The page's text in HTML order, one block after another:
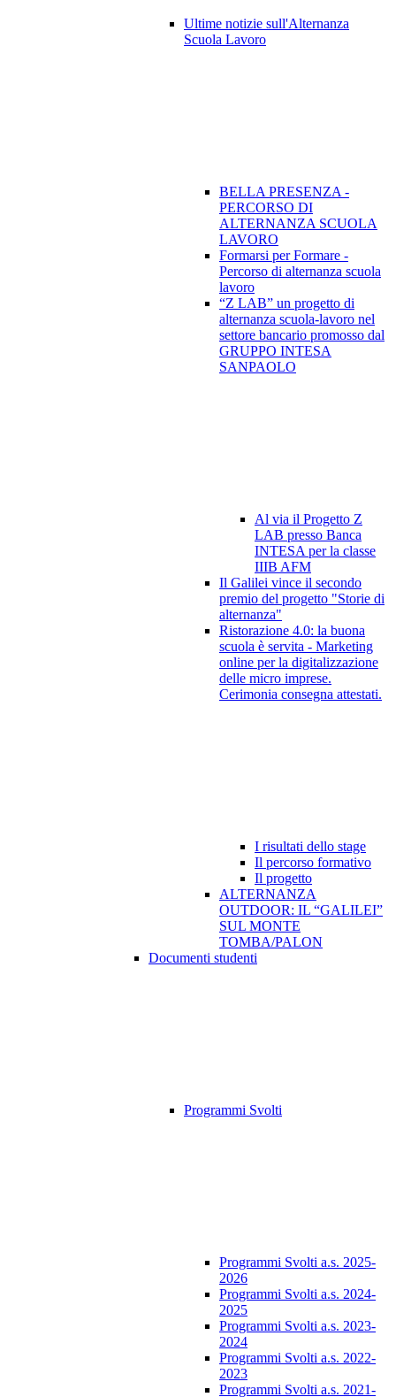
Ultime notizie sull'Alternanza
Scuola Lavoro
BELLA PRESENZA -
PERCORSO DI
ALTERNANZA SCUOLA
LAVORO
Formarsi per Formare -
Percorso di alternanza scuola
lavoro
“Z LAB” un progetto di
alternanza scuola-lavoro nel
settore bancario promosso dal
GRUPPO INTESA
SANPAOLO
Al via il Progetto Z
LAB presso Banca
INTESA per la classe
IIIB AFM
Il Galilei vince il secondo
premio del progetto "Storie di
alternanza"
Ristorazione 4.0: la buona
scuola è servita - Marketing
online per la digitalizzazione
delle micro imprese.
Cerimonia consegna attestati.
I risultati dello stage
Il percorso formativo
Il progetto
ALTERNANZA
OUTDOOR: IL “GALILEI”
SUL MONTE
TOMBA/PALON
Documenti studenti
Programmi Svolti
Programmi Svolti a.s. 2025-
2026
Programmi Svolti a.s. 2024-
2025
Programmi Svolti a.s. 2023-
2024
Programmi Svolti a.s. 2022-
2023
Programmi Svolti a.s. 2021-